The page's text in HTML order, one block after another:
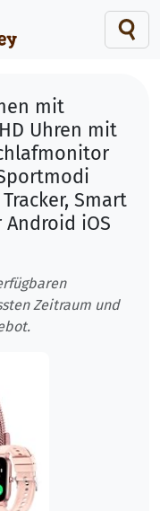
mit
Uhren mit
Smart
iOS
Zeitraum und